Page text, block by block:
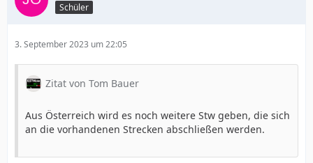
Schüler
3. September 2023 um 22:05
Zitat von Tom Bauer
Aus Österreich wird es noch weitere Stw geben, die sich
an die vorhandenen Strecken abschließen werden.